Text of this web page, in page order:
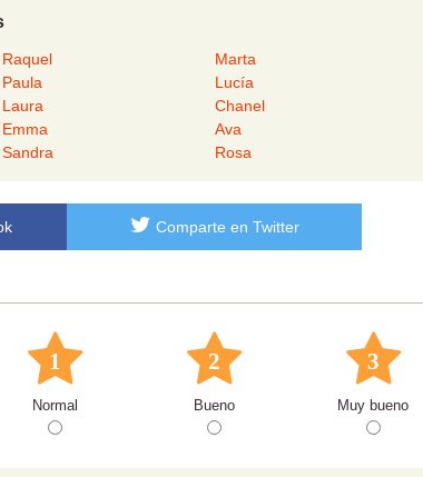
Raquel Marta
Paula Lucía
Laura Chanel
Emma Ava
Sandra Rosa
Comparte en Twitter
1
Normal
2
Bueno
3
Muy bueno